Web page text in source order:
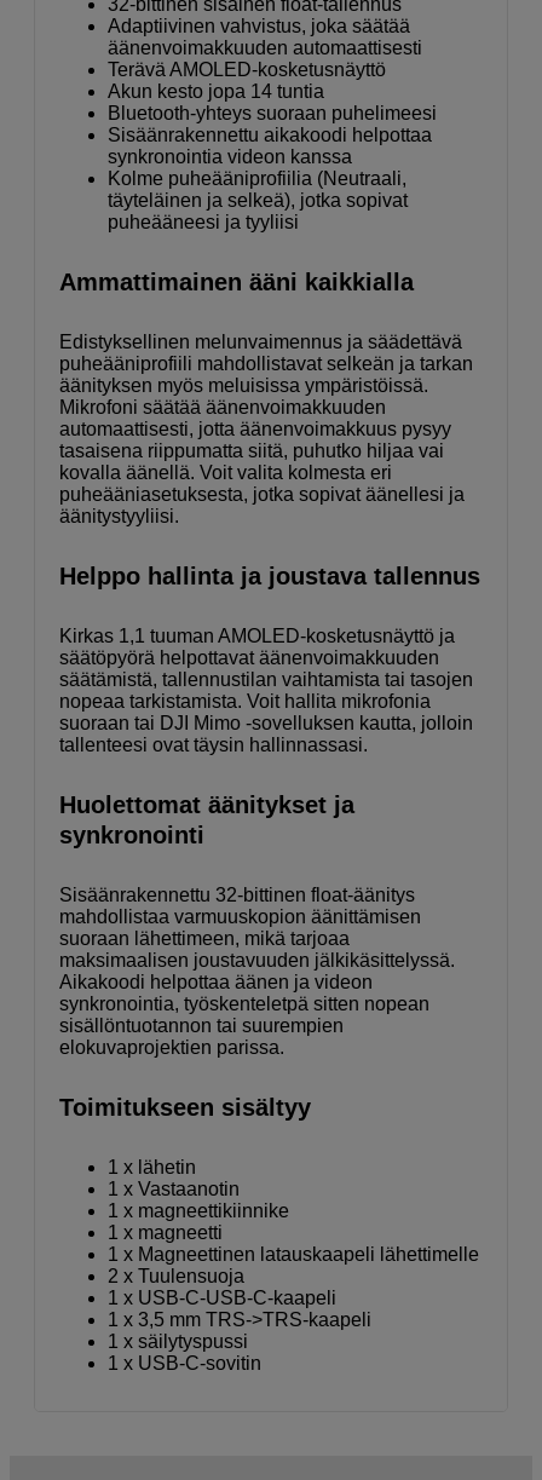
32-bittinen sisäinen float-tallennus
Adaptiivinen vahvistus, joka säätää
äänenvoimakkuuden automaattisesti
Terävä AMOLED-kosketusnäyttö
Akun kesto jopa 14 tuntia
Bluetooth-yhteys suoraan puhelimeesi
Sisäänrakennettu aikakoodi helpottaa
synkronointia videon kanssa
Kolme puheääniprofiilia (Neutraali,
täyteläinen ja selkeä), jotka sopivat
puheääneesi ja tyyliisi
Ammattimainen ääni kaikkialla
Edistyksellinen melunvaimennus ja säädettävä
puheääniprofiili mahdollistavat selkeän ja tarkan
äänityksen myös meluisissa ympäristöissä.
Mikrofoni säätää äänenvoimakkuuden
automaattisesti, jotta äänenvoimakkuus pysyy
tasaisena riippumatta siitä, puhutko hiljaa vai
kovalla äänellä. Voit valita kolmesta eri
puheääniasetuksesta, jotka sopivat äänellesi ja
äänitystyyliisi.
Helppo hallinta ja joustava tallennus
Kirkas 1,1 tuuman AMOLED-kosketusnäyttö ja
säätöpyörä helpottavat äänenvoimakkuuden
säätämistä, tallennustilan vaihtamista tai tasojen
nopeaa tarkistamista. Voit hallita mikrofonia
suoraan tai DJI Mimo -sovelluksen kautta, jolloin
tallenteesi ovat täysin hallinnassasi.
Huolettomat äänitykset ja
synkronointi
Sisäänrakennettu 32-bittinen float-äänitys
mahdollistaa varmuuskopion äänittämisen
suoraan lähettimeen, mikä tarjoaa
maksimaalisen joustavuuden jälkikäsittelyssä.
Aikakoodi helpottaa äänen ja videon
synkronointia, työskenteletpä sitten nopean
sisällöntuotannon tai suurempien
elokuvaprojektien parissa.
Toimitukseen sisältyy
1 x lähetin
1 x Vastaanotin
1 x magneettikiinnike
1 x magneetti
1 x Magneettinen latauskaapeli lähettimelle
2 x Tuulensuoja
1 x USB-C-USB-C-kaapeli
1 x 3,5 mm TRS->TRS-kaapeli
1 x säilytyspussi
1 x USB-C-sovitin